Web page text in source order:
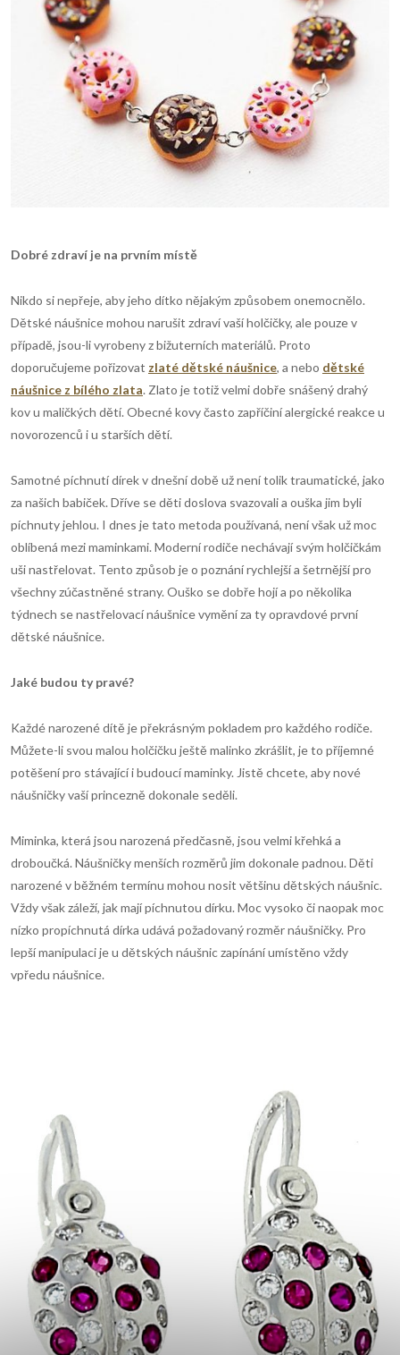
Dobré zdraví je na prvním místě
Nikdo si nepřeje, aby jeho dítko nějakým způsobem onemocnělo.
Dětské náušnice mohou narušit zdraví vaší holčičky, ale pouze v
případě, jsou-li vyrobeny z bižuterních materiálů. Proto
doporučujeme pořizovat zlaté dětské náušnice, a nebo dětské
náušnice z bílého zlata. Zlato je totiž velmi dobře snášený drahý
kov u maličkých dětí. Obecné kovy často zapříčiní alergické reakce u
novorozenců i u starších dětí.
Samotné píchnutí dírek v dnešní době už není tolik traumatické, jako
za našich babiček. Dříve se děti doslova svazovali a ouška jim byli
píchnuty jehlou. I dnes je tato metoda používaná, není však už moc
oblíbená mezi maminkami. Moderní rodiče nechávají svým holčičkám
uši nastřelovat. Tento způsob je o poznání rychlejší a šetrnější pro
všechny zúčastněné strany. Ouško se dobře hojí a po několika
týdnech se nastřelovací náušnice vymění za ty opravdové první
dětské náušnice.
Jaké budou ty pravé?
Každé narozené dítě je překrásným pokladem pro každého rodiče.
Můžete-li svou malou holčičku ještě malinko zkrášlit, je to příjemné
potěšení pro stávající i budoucí maminky. Jistě chcete, aby nové
náušničky vaší princezně dokonale seděli.
Miminka, která jsou narozená předčasně, jsou velmi křehká a
droboučká. Náušničky menších rozměrů jim dokonale padnou. Děti
narozené v běžném termínu mohou nosit většinu dětských náušnic.
Vždy však záleží, jak mají píchnutou dírku. Moc vysoko či naopak moc
nízko propíchnutá dírka udává požadovaný rozměr náušničky. Pro
lepší manipulaci je u dětských náušnic zapínání umístěno vždy
vpředu náušnice.